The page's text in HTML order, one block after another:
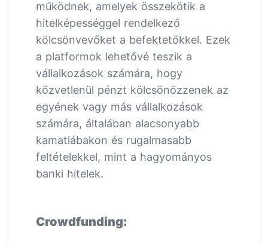
működnek, amelyek összekötik a
hitelképességgel rendelkező
kölcsönvevőket a befektetőkkel. Ezek
a platformok lehetővé teszik a
vállalkozások számára, hogy
közvetlenül pénzt kölcsönözzenek az
egyének vagy más vállalkozások
számára, általában alacsonyabb
kamatlábakon és rugalmasabb
feltételekkel, mint a hagyományos
banki hitelek.
Crowdfunding: